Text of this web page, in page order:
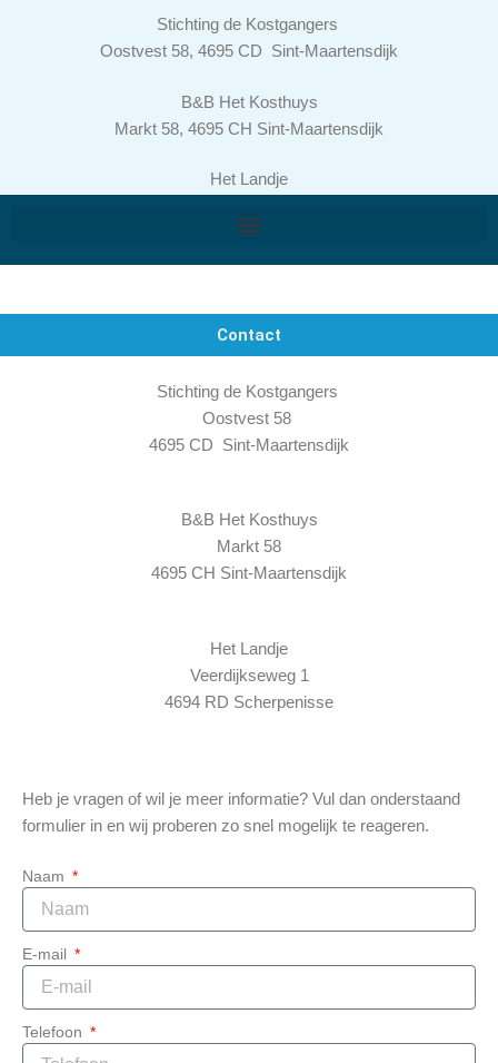
Stichting de Kostgangers
Oostvest 58, 4695 CD Sint-Maartensdijk
B&B Het Kosthuys
Markt 58, 4695 CH Sint-Maartensdijk
Het Landje
Contact
Stichting de Kostgangers
Oostvest 58
4695 CD Sint-Maartensdijk
B&B Het Kosthuys
Markt 58
4695 CH Sint-Maartensdijk
Het Landje
Veerdijkseweg 1
4694 RD Scherpenisse
Heb je vragen of wil je meer informatie? Vul dan onderstaand
formulier in en wij proberen zo snel mogelijk te reageren.
Naam
E-mail
Telefoon